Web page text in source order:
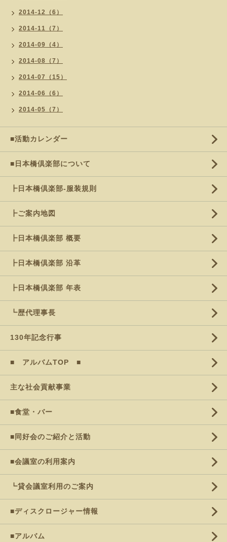
2014-12（6）
2014-11（7）
2014-09（4）
2014-08（7）
2014-07（15）
2014-06（6）
2014-05（7）
■活動カレンダー
■日本橋倶楽部について
┣日本橋倶楽部-服装規則
┣ご案内地図
┣日本橋倶楽部 概要
┣日本橋倶楽部 沿革
┣日本橋倶楽部 年表
┗歴代理事長
130年記念行事
■ アルバムTOP ■
主な社会貢献事業
■食堂・バー
■同好会のご紹介と活動
■会議室の利用案内
┗貸会議室利用のご案内
■ディスクロージャー情報
■アルバム